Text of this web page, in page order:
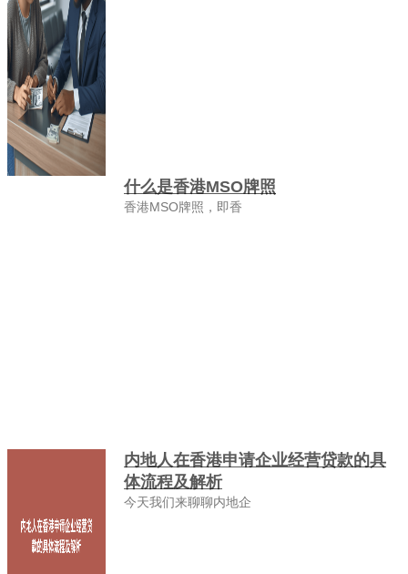
什么是香港MSO牌照
香港MSO牌照，即香
内地人在香港申请企业经营贷款的具
体流程及解析
今天我们来聊聊内地企